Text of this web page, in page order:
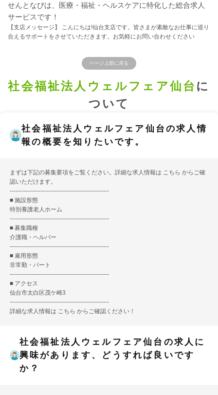
せんとなびは、医療・福祉・ヘルスケアに特化した総合求人
サービスです！
【支店メッセージ】 こんにちは!仙台支店です。皆さまが素敵なお仕事に巡り
合えるサポートをさせていただきます。お気軽にお問い合わせください
ページ上部に戻る
社会福祉法人ウェルフェア仙台 に
ついて
社会福祉法人ウェルフェア仙台の求人情
報の概要を知りたいです。
まずは下記の募集要項をご覧ください。詳細な求人情報は こちら からご確
認いただけます。
---------------------------------------------------
■ 施設形態
特別養護老人ホーム
---------------------------------------------------
■ 募集職種
介護職・ヘルパー
---------------------------------------------------
■ 雇用形態
非常勤・パート
---------------------------------------------------
■ アクセス
仙台市太白区茂ケ崎3
---------------------------------------------------
詳細な求人情報は こちら からご確認ください！
社会福祉法人ウェルフェア仙台の求人に
興味があります、どうすれば良いです
か？